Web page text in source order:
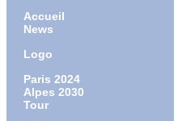
Accueil
News
Logo
Paris 2024
Alpes 2030
Tour